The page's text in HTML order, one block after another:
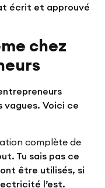
écrit et approuvé
chez
vagues. Voici ce
complète de
Tu sais pas ce
être utilisés, si
l’est.